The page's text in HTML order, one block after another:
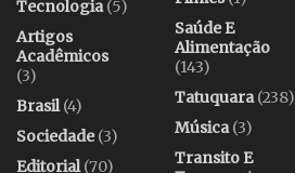
Tecnologia(5)
Artigos
Acadêmicos
(3)
Brasil(4)
Sociedade(3)
Editorial(70)
Saúde E
Alimentação
(143)
Tatuquara(238)
Música(3)
Transito E